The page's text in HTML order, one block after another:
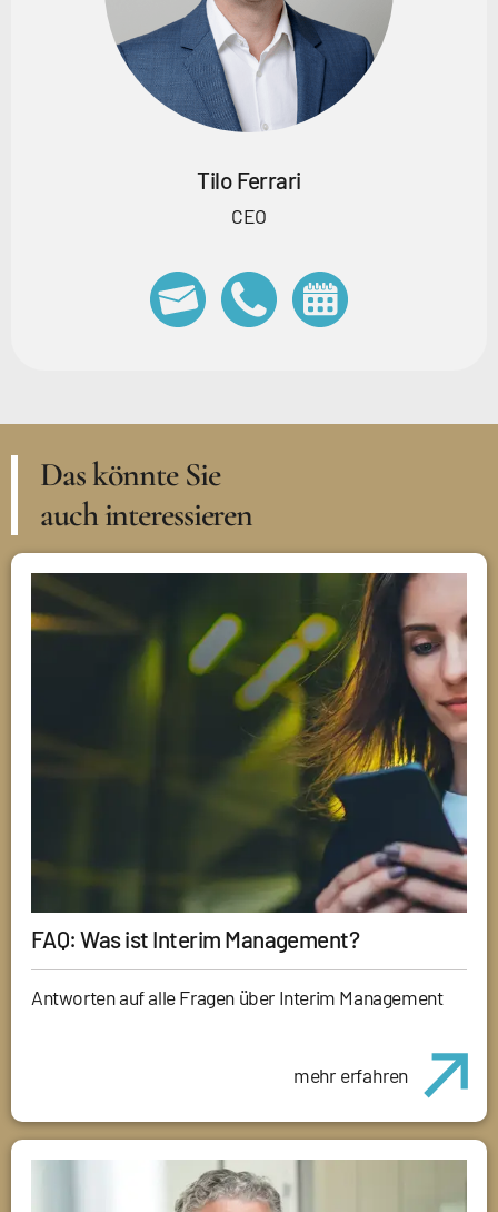
Tilo Ferrari
CEO
Das könnte Sie
auch interessieren
FAQ: Was ist Interim Management?
Antworten auf alle Fragen über Interim Management
mehr erfahren